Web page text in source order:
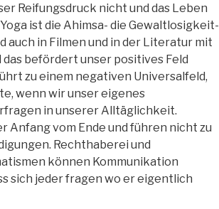
Reifungsdruck nicht und das Leben
ist die Ahimsa- die Gewaltlosigkeit-
auch in Filmen und in der Literatur mit
befördert unser positives Feld
zu einem negativen Universalfeld,
wenn wir unser eigenes
in unserer Alltäglichkeit.
Anfang vom Ende und führen nicht zu
Rechthaberei und
können Kommunikation
sich jeder fragen wo er eigentlich